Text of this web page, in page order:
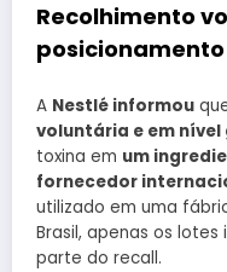
Recolhimento
A Nestlé informou
voluntária e em
toxina em um
fornecedor
utilizado em uma
Brasil, apenas os
parte do recall.